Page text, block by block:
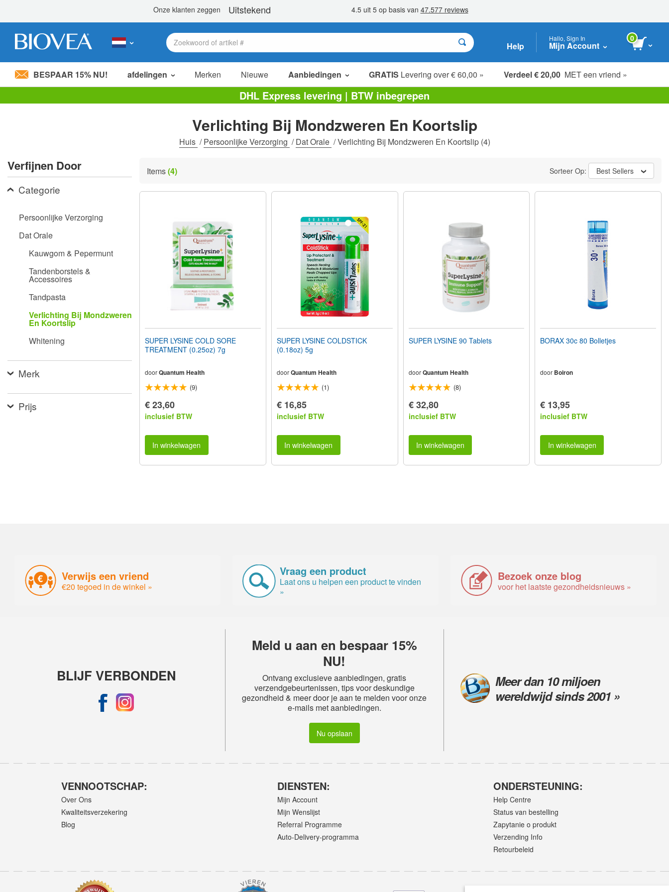
Let
Druk
op
Control-
F11
website
schermlezer
gebruiken;
toegankelijkheidsmenu
Help
Hallo, Sign In
Mijn Account
0
BESPAAR 15% NU! afdelingen Merken Nieuwe Aanbiedingen GRATIS Levering over € 60,00 » Verdeel € 20,00 MET een vriend »
verkoop items
value packs
opruiming
DHL Express levering | BTW inbegrepen
Verlichting Bij Mondzweren En Koortslip
Huis /Persoonlijke Verzorging /Dat Orale /Verlichting Bij Mondzweren En Koortslip(4)
Verfijnen Door
Categorie
Persoonlijke Verzorging
Dat Orale
Kauwgom & Pepermunt
Tandenborstels &
Accessoires
Tandpasta
Verlichting Bij Mondzweren
En Koortslip
Whitening
Merk
Prijs
Items(4) Sorteer Op: Best Sellers
SUPER LYSINE COLD SORE
TREATMENT (0.25oz) 7g
doorQuantum Health
(9)
€ 23,60
inclusief BTW
In winkelwagen
SUPER LYSINE COLDSTICK
(0.18oz) 5g
doorQuantum Health
(1)
€ 16,85
inclusief BTW
In winkelwagen
SUPER LYSINE 90 Tablets
door Quantum Health
(8)
€ 32,80
inclusief BTW
In winkelwagen
BORAX 30c 80 Bolletjes
door Boiron
€ 13,95
inclusief BTW
In winkelwagen
Verwijs een vriend
€20 tegoed in de winkel »
Vraag een product
Laat ons u helpen een product te vinden
»
Bezoek onze blog
voor het laatste gezondheidsnieuws »
BLIJF VERBONDEN
Meld u aan en bespaar 15%
NU!
Ontvang exclusieve aanbiedingen, gratis
verzendgebeurtenissen, tips voor deskundige
gezondheid & meer door je aan te melden voor onze
e-mails met aanbiedingen.
Nu opslaan
Meer dan 10 miljoen
wereldwijd sinds 2001 »
VENNOOTSCHAP:
Over Ons
Kwaliteitsverzekering
Blog
DIENSTEN:
Mijn Account
Mijn Wenslijst
Referral Programme
Auto-Delivery-programma
ONDERSTEUNING:
Help Centre
Status van bestelling
Zapytanie o produkt
Verzending Info
Retourbeleid